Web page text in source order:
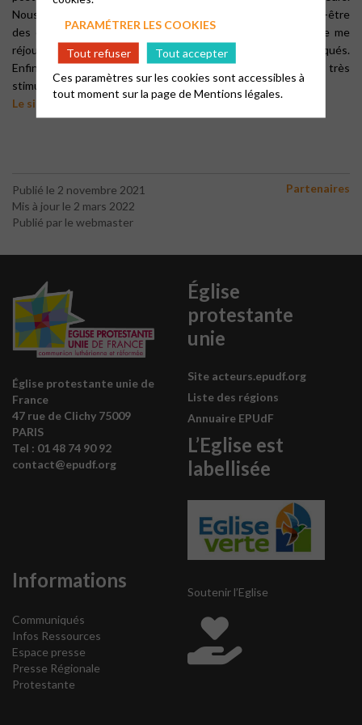
Nous mettons en œuvre des actions pour contribuer au bien-être
des enfants et à leur construction en tant que citoyens.
Je me
réjouis aussi du travail avec les bénévoles qui sont très impliqués.
Enfin, les EEUdF sont une vraie association de jeunesse, c’est très
stimulant!
Le site web des EEUdF
Publié le 2 novembre 2021
Mis à jour le 2 mars 2022
Publié par le webmaster
Partenaires
Église protestante unie de
France
47 rue de Clichy 75009
PARIS
Tel : 01 48 74 90 92
contact@epudf.org
Église
protestante
unie
Site acteurs.epudf.org
Liste des régions
Annuaire EPUdF
L’Eglise est
labellisée
Informations
Communiqués
Infos Ressources
Espace presse
Presse Régionale
Protestante
Soutenir l’Eglise
PARAMÉTRER LES COOKIES
Tout refuser
Tout accepter
Ces paramètres sur les cookies sont accessibles à
tout moment sur la page deMentions légales.